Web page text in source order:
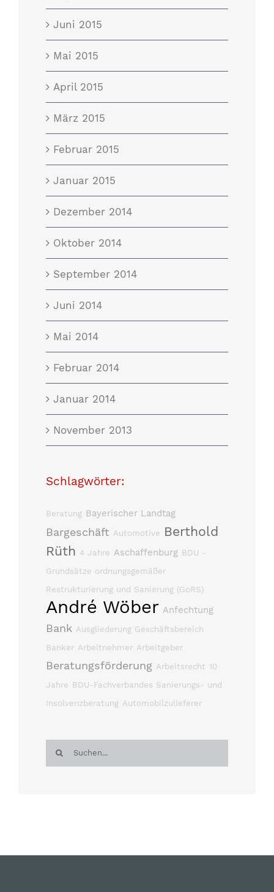
Juni 2015
Mai 2015
April 2015
März 2015
Februar 2015
Januar 2015
Dezember 2014
Oktober 2014
September 2014
Juni 2014
Mai 2014
Februar 2014
Januar 2014
November 2013
Schlagwörter:
Beratung Bayerischer Landtag
Bargeschäft Automotive Berthold
Rüth 4 Jahre Aschaffenburg BDU -
Grundsätze ordnungsgemäßer
Restrukturierung und Sanierung (GoRS)
André Wöber Anfechtung
Bank Ausgliederung Geschäftsbereich
Banker Arbeitnehmer Arbeitgeber
Beratungsförderung Arbeitsrecht 10
Jahre BDU-Fachverbandes Sanierungs- und
Insolvenzberatung Automobilzulieferer
Suche
nach: